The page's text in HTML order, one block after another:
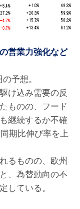
営業力強化など
予想。
け込み需要の反
ものの、フード
継続するか不確
期比伸び率を上
るものの、欧州
、為替動向の不
している。